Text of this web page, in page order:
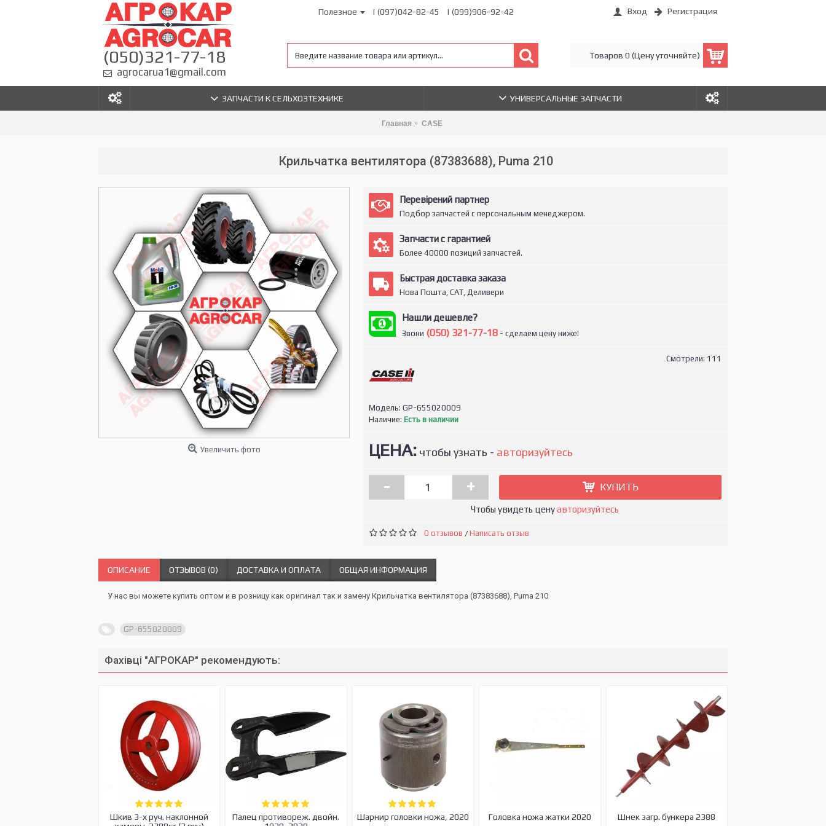
(050)321-77-18
agrocarua1@gmail.com
Полезное | (097)042-82-45 | (099)906-92-42 Вход Регистрация
Товаров 0 (Цену уточняйте)
ЗАПЧАСТИ К СЕЛЬХОЗТЕХНИКЕ УНИВЕРСАЛЬНЫЕ ЗАПЧАСТИ
Главная CASE
Крильчатка вентилятора (87383688), Puma 210
Увеличить фото
Перевірений партнер
Подбор запчастей с персональным менеджером.
Запчасти с гарантией
Более 40000 позиций запчастей.
Быстрая доставка заказа
Нова Пошта, САТ, Деливери
Нашли дешевле?
Звони (050) 321-77-18- сделаем цену ниже!
Смотрели: 111
Модель: GP-655020009
Наличие: Есть в наличии
ЦЕНА:чтобы узнать - авторизуйтесь
- + КУПИТЬ
Чтобы увидеть ценуавторизуйтесь
0 отзывов /Написать отзыв
ОПИСАНИЕ ОТЗЫВОВ (0) ДОСТАВКА И ОПЛАТА ОБЩАЯ ИНФОРМАЦИЯ
У нас вы можете купить оптом и в розницу как оригинал так и замену Крильчатка вентилятора (87383688), Puma 210
GP-655020009
Фахівці "АГРОКАР" рекомендують:
Шкив 3-х руч. наклонной
Палец противореж. двойн.
Шарнир головки ножа, 2020 Головка ножа жатки 2020 Шнек загр. бункера 2388